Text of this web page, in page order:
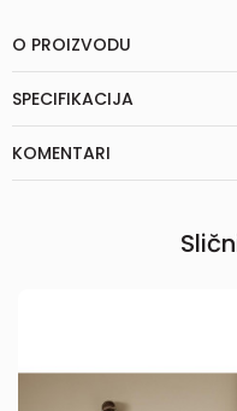
O PROIZVODU
SPECIFIKACIJA
KOMENTARI